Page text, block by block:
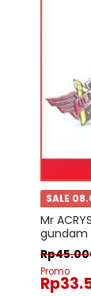
SALE
Mr
gundam
Rp
Promo
Rp